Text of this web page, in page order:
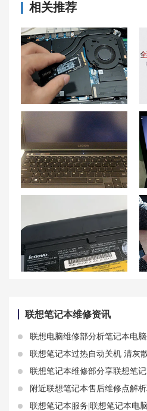
相关推荐
拯救者R9000P内存条型号、品牌和频率详解
拯救者y7000打游戏突然黑屏或黑屏假死的原因以及解决方法
联想笔记本维修资讯
联想电脑维修部分析笔记本电
联想笔记本过热自动关机 清灰
联想笔记本维修部分享联想笔记本
附近联想笔记本售后维修点解析联想笔记本
联想笔记本服务|联想笔记本电脑先黑屏